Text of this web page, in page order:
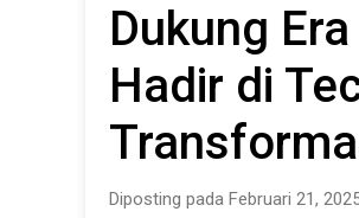
Dukung
Hadir di
Diposting pada Februari 21,